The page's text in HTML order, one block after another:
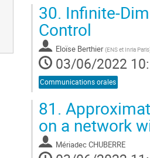
30. Infinite-
Control
Eloïse Berthier (ENS et Inria Paris
03/06/2022
Communications orales
81.
on a network
Mériadec CHUBERRE